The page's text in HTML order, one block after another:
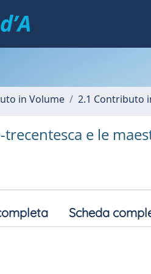
in Volume 2.1 Contributo
e le
Scheda